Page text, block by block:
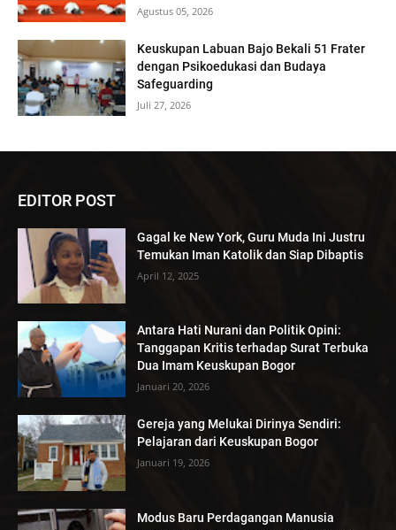
Agustus 05, 2026
Keuskupan Labuan Bajo Bekali 51 Frater
dengan Psikoedukasi dan Budaya
Safeguarding
Juli 27, 2026
EDITOR POST
Gagal ke New York, Guru Muda Ini Justru
Temukan Iman Katolik dan Siap Dibaptis
April 12, 2025
Antara Hati Nurani dan Politik Opini:
Tanggapan Kritis terhadap Surat Terbuka
Dua Imam Keuskupan Bogor
Januari 20, 2026
Gereja yang Melukai Dirinya Sendiri:
Pelajaran dari Keuskupan Bogor
Januari 19, 2026
Modus Baru Perdagangan Manusia